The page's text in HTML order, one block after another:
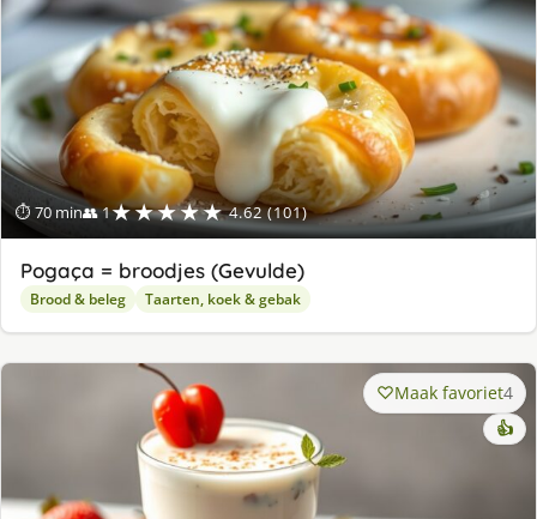
⏱ 70 min👥 1★★★★★ 4.62 (101)
Pogaça = broodjes (Gevulde)
Brood & beleg Taarten, koek & gebak
Maak favoriet4
👍